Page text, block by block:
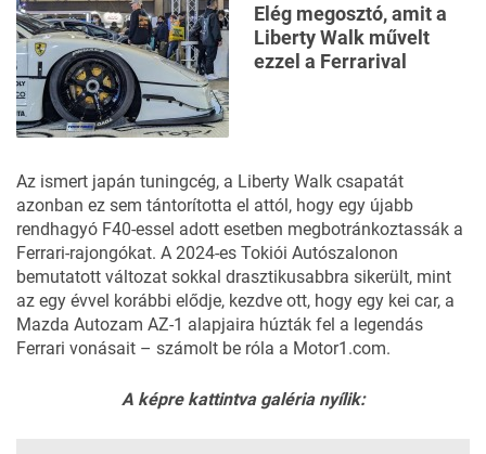
Elég megosztó, amit a
Liberty Walk művelt
ezzel a Ferrarival
Az ismert japán tuningcég, a Liberty Walk csapatát
azonban ez sem tántorította el attól, hogy egy újabb
rendhagyó F40-essel adott esetben megbotránkoztassák a
Ferrari-rajongókat. A 2024-es Tokiói Autószalonon
bemutatott változat sokkal drasztikusabbra sikerült, mint
az egy évvel korábbi elődje, kezdve ott, hogy egy kei car, a
Mazda Autozam AZ-1 alapjaira húzták fel a legendás
Ferrari vonásait – számolt be róla a Motor1.com.
A képre kattintva galéria nyílik: